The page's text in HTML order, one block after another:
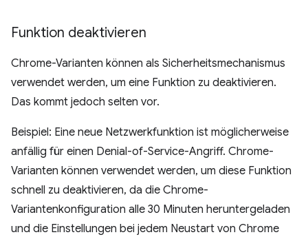
Funktion deaktivieren
Chrome-Varianten können als Sicherheitsmechanismus
verwendet werden, um eine Funktion zu deaktivieren.
Das kommt jedoch selten vor.
Beispiel: Eine neue Netzwerkfunktion ist möglicherweise
anfällig für einen Denial-of-Service-Angriff. Chrome-
Varianten können verwendet werden, um diese Funktion
schnell zu deaktivieren, da die Chrome-
Variantenkonfiguration alle 30 Minuten heruntergeladen
und die Einstellungen bei jedem Neustart von Chrome